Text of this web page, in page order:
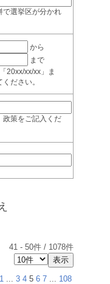
選挙区が分かれ
から
まで
xx/xx」ま
ださい。
策をご記入くだ
41 - 50件 / 1078件
1 ... 3 4 5 6 7 ... 108